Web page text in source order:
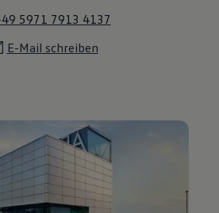
5971 7913 4137
E-Mail schreiben